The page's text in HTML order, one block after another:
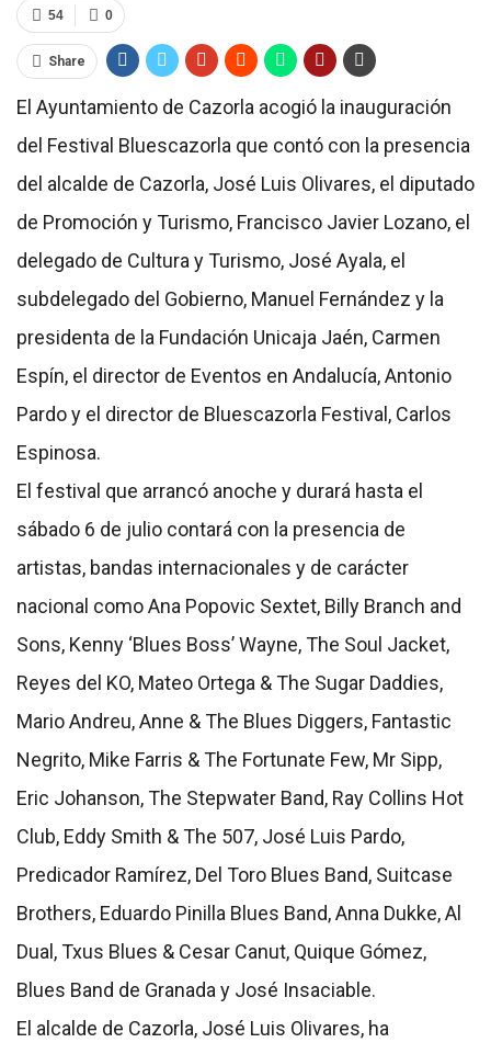
0
54
Share
El Ayuntamiento de Cazorla acogió la inauguración
del Festival Bluescazorla que contó con la presencia
del alcalde de Cazorla, José Luis Olivares, el diputado
de Promoción y Turismo, Francisco Javier Lozano, el
delegado de Cultura y Turismo, José Ayala, el
subdelegado del Gobierno, Manuel Fernández y la
presidenta de la Fundación Unicaja Jaén, Carmen
Espín, el director de Eventos en Andalucía, Antonio
Pardo y el director de Bluescazorla Festival, Carlos
Espinosa.
El festival que arrancó anoche y durará hasta el
sábado 6 de julio contará con la presencia de
artistas, bandas internacionales y de carácter
nacional como Ana Popovic Sextet, Billy Branch and
Sons, Kenny ‘Blues Boss’ Wayne, The Soul Jacket,
Reyes del KO, Mateo Ortega & The Sugar Daddies,
Mario Andreu, Anne & The Blues Diggers, Fantastic
Negrito, Mike Farris & The Fortunate Few, Mr Sipp,
Eric Johanson, The Stepwater Band, Ray Collins Hot
Club, Eddy Smith & The 507, José Luis Pardo,
Predicador Ramírez, Del Toro Blues Band, Suitcase
Brothers, Eduardo Pinilla Blues Band, Anna Dukke, Al
Dual, Txus Blues & Cesar Canut, Quique Gómez,
Blues Band de Granada y José Insaciable.
El alcalde de Cazorla, José Luis Olivares, ha